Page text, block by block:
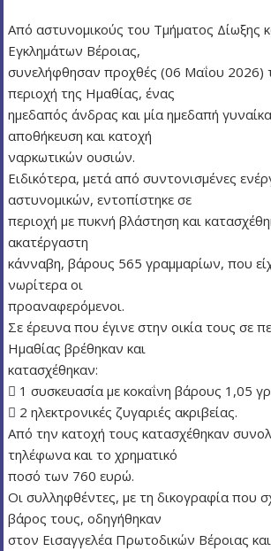
Από αστυνομικούς του Τμήματος Δίωξης
Εγκλημάτων Βέροιας,
συνελήφθησαν προχθές (06 Μαΐου 2026)
περιοχή της Ημαθίας, ένας
ημεδαπός άνδρας και μία ημεδαπή
αποθήκευση και κατοχή
ναρκωτικών ουσιών.
Ειδικότερα, μετά από συντονισμένες
αστυνομικών, εντοπίστηκε σε
περιοχή με πυκνή βλάστηση και
ακατέργαστη
κάνναβη, βάρους 565 γραμμαρίων, που
νωρίτερα οι
προαναφερόμενοι.
Σε έρευνα που έγινε στην οικία τους σε
Ημαθίας βρέθηκαν και
κατασχέθηκαν:
 1 συσκευασία με κοκαΐνη βάρους 1,05
 2 ηλεκτρονικές ζυγαριές ακριβείας.
Από την κατοχή τους κατασχέθηκαν
τηλέφωνα και το χρηματικό
ποσό των 760 ευρώ.
Οι συλληφθέντες, με τη δικογραφία που
βάρος τους, οδηγήθηκαν
στον Εισαγγελέα Πρωτοδικών Βέροιας